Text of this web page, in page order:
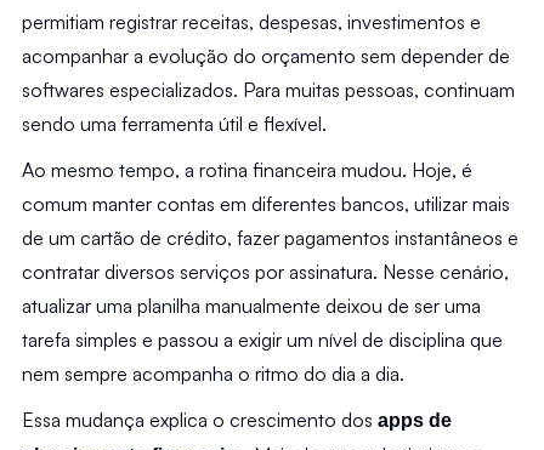
permitiam registrar receitas, despesas, investimentos e
acompanhar a evolução do orçamento sem depender de
softwares especializados. Para muitas pessoas, continuam
sendo uma ferramenta útil e flexível.
Ao mesmo tempo, a rotina financeira mudou. Hoje, é
comum manter contas em diferentes bancos, utilizar mais
de um cartão de crédito, fazer pagamentos instantâneos e
contratar diversos serviços por assinatura. Nesse cenário,
atualizar uma planilha manualmente deixou de ser uma
tarefa simples e passou a exigir um nível de disciplina que
nem sempre acompanha o ritmo do dia a dia.
Essa mudança explica o crescimento dos apps de